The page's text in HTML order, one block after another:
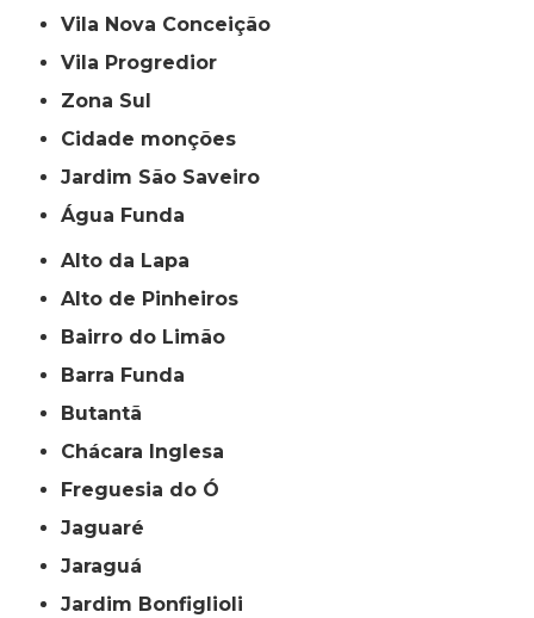
Vila Nova Conceição
Vila Progredior
Zona Sul
cidade monções
jardim São Saveiro
Água Funda
Alto da Lapa
Alto de Pinheiros
Bairro do Limão
Barra Funda
Butantã
Chácara Inglesa
Freguesia do Ó
Jaguaré
Jaraguá
Jardim Bonfiglioli